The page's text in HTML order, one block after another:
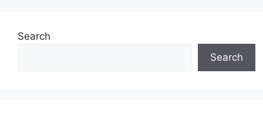
Search
Search